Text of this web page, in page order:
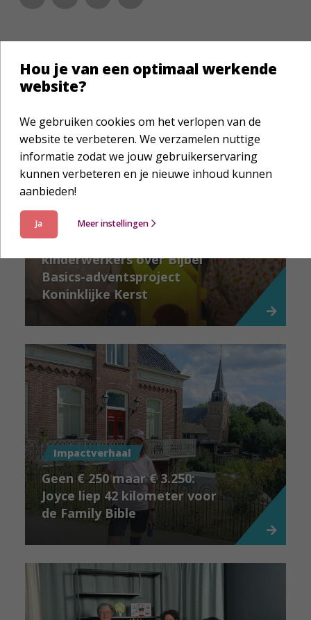
Laat je verder inspireren
Nieuws
Webinar voor
kinderwerkers over Bijbel
Basics-adventsproject
Koninklijke Kerst
Impactverhaal
Geen € 250 maar € 3.250:
Joyce liep 42 kilometer voor
de Family Bible
Hou je van een optimaal werkende
website?
We gebruiken cookies om het verlopen van de
website te verbeteren. We verzamelen nuttige
informatie zodat we jouw gebruikerservaring
kunnen verbeteren en je nieuwe inhoud kunnen
aanbieden!
Ja Meer instellingen